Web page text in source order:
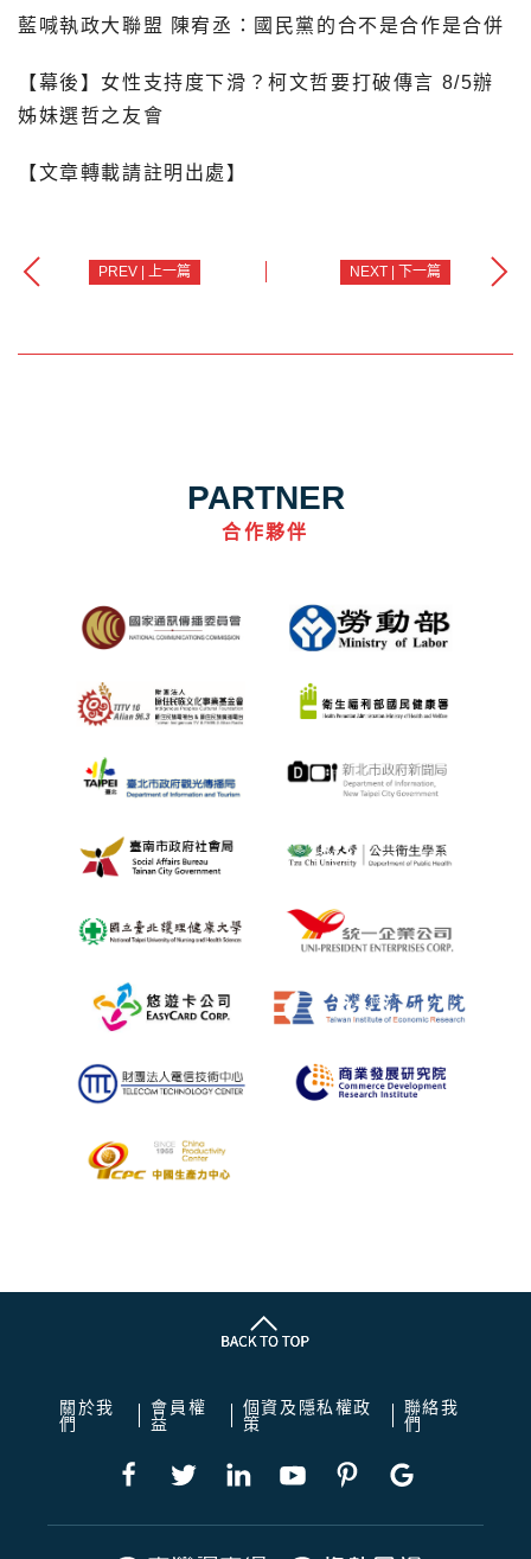
藍喊執政大聯盟 陳宥丞：國民黨的合不是合作是合併
【幕後】女性支持度下滑？柯文哲要打破傳言 8/5辦
姊妹選哲之友會
【文章轉載請註明出處】
PREV | 上一篇 NEXT | 下一篇
PARTNER
合作夥伴
關於我
們
會員權
益
個資及隱私權政
策
聯絡我
們